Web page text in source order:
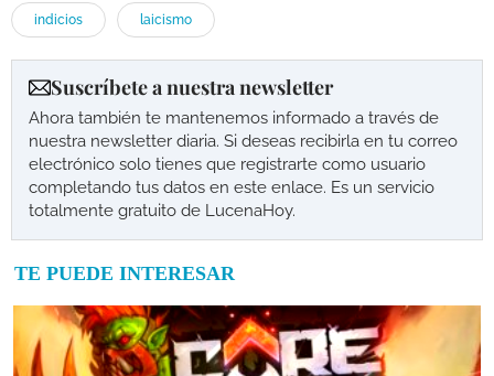
indicios laicismo
Suscríbete a nuestra newsletter
Ahora también te mantenemos informado a través de
nuestra newsletter diaria. Si deseas recibirla en tu correo
electrónico solo tienes que registrarte como usuario
completando tus datos en este enlace. Es un servicio
totalmente gratuito de LucenaHoy.
TE PUEDE INTERESAR